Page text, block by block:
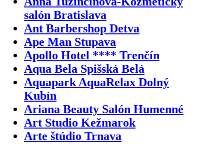
salón Bratislava
Ant Barbershop Detva
Ape Man Stupava
Apollo Hotel **** Trenčín
Aqua Bela Spišská Belá
Aquapark AquaRelax Dolný
Kubín
Ariana Beauty Salón Humenné
Art Studio Kežmarok
Arte štúdio Trnava